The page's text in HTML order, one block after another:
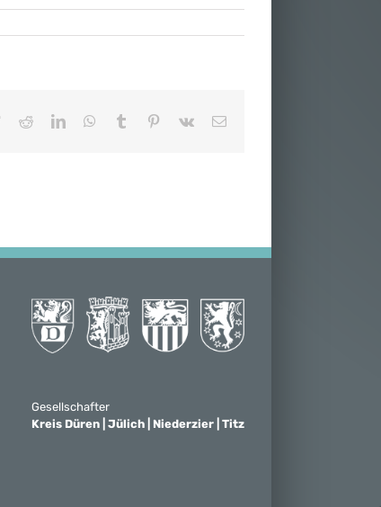
TwitterRedditLinkedInWhatsApp
Tumblr Pinterest
Vk
E-
Gesellschafter
Kreis Düren | Jülich | Niederzier | Titz